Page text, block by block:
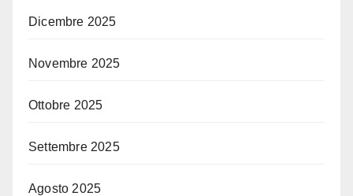
Dicembre 2025
Novembre 2025
Ottobre 2025
Settembre 2025
Agosto 2025